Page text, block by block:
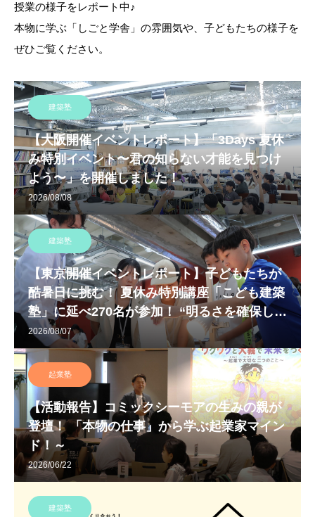
授業の様子をレポート中♪
本物に学ぶ「しごと学舎」の雰囲気や、子どもたちの様子を
ぜひご覧ください。
建築塾
【大阪開催イベントレポート】「3Days 夏休
み特別イベント〜君の知らない才能を見つけ
よう〜」を開催しました！
2026/08/08
建築塾
【東京開催イベントレポート】子どもたちが
酷暑日に挑む！ 夏休み特別講座「こども建築
塾」に延べ270名が参加！ “明るさを確保しな
がら室温上昇をおさえる” 快適な環境づくり
について実験しました
2026/08/07
起業塾
【活動報告】コミックシーモアの生みの親が
登壇！ 「本物の仕事」から学ぶ起業家マイン
ド！～
2026/06/22
建築塾